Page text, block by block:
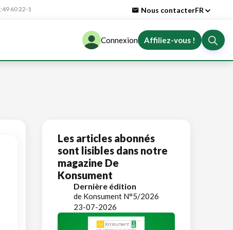
60 22-1 Nous contacterFR
Connexion Affiliez-vous !
Les articles abonnés
sont lisibles dans notre
magazine De
Konsument
Dernière édition
de Konsument N°5/2026
23-07-2026